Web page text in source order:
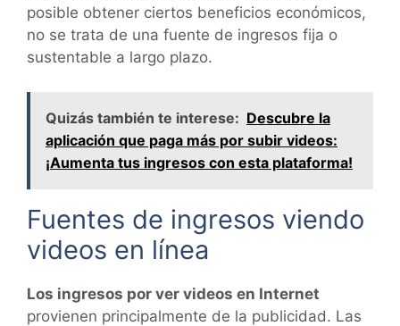
posible obtener ciertos beneficios económicos,
no se trata de una fuente de ingresos fija o
sustentable a largo plazo.
Quizás también te interese: Descubre la
aplicación que paga más por subir videos:
¡Aumenta tus ingresos con esta plataforma!
Fuentes de ingresos viendo
videos en línea
Los ingresos por ver videos en Internet
provienen principalmente de la publicidad. Las